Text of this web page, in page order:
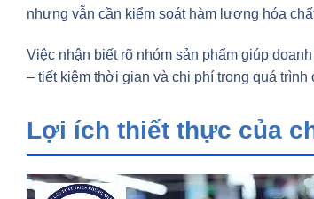
nhưng vẫn cần kiểm soát hàm lượng hóa
Việc nhận biết rõ nhóm sản phẩm giúp
– tiết kiệm thời gian và chi phí trong quá trình
Lợi ích thiết thực của